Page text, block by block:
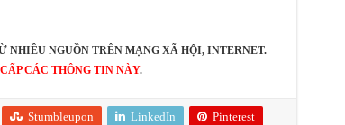
NHIỀU NGUỒN TRÊN MẠNG XÃ HỘI, INTERNET.
CÁC THÔNG TIN NÀY.
Stumbleupon LinkedIn Pinterest